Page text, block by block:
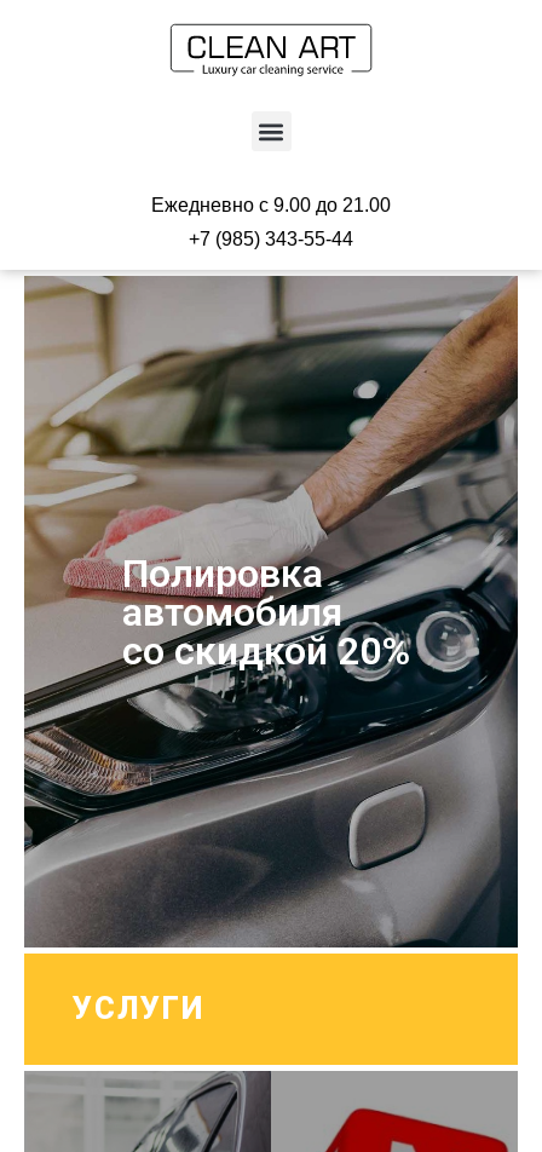
Menu
Ежедневно с 9.00 до 21.00
+7 (985) 343-55-44
Полировка
автомобиля
со скидкой 20%
УСЛУГИ